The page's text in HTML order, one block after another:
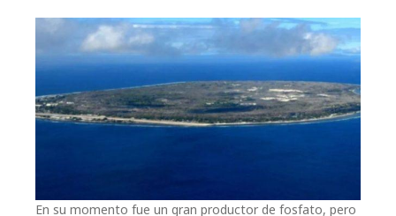
En su momento fue un gran productor de fosfato, pero